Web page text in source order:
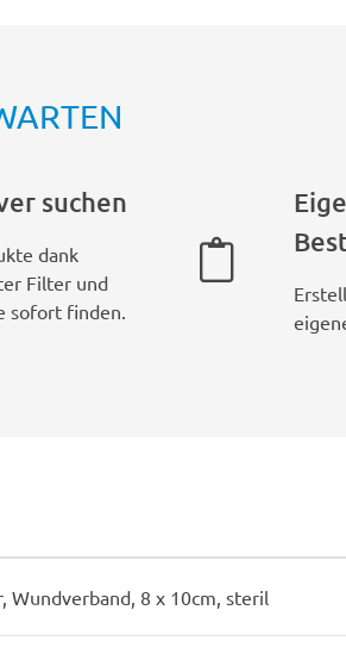
suchen
dank
Filter und
sofort finden.
Wundverband, 8 x 10cm, steril